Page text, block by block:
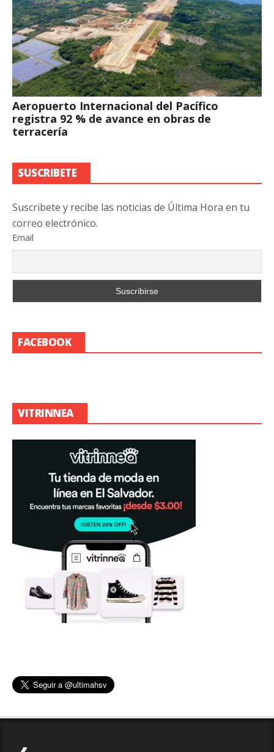
Aeropuerto Internacional del Pacífico
registra 92 % de avance en obras de
terracería
SUSCRIBETE
Suscribete y recibe las noticias de Última Hora en tu
correo electrónico.
Email
FACEBOOK
VITRINNEA